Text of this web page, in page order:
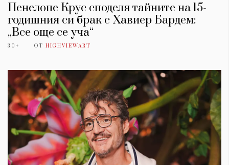
Пенелопе Крус споделя тайните на 15-
годишния си брак с Хавиер Бардем:
„Все още се уча“
30+ ОТ HIGHVIEWART